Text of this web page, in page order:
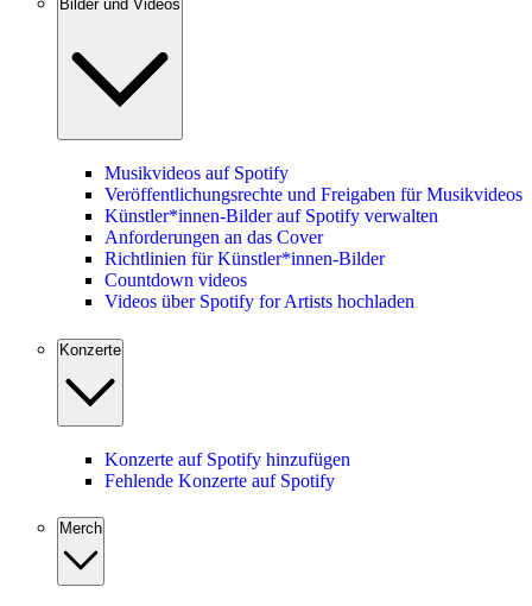
Bilder und Videos
Musikvideos auf Spotify
Veröffentlichungsrechte und Freigaben für Musikvideos
Künstler*innen-Bilder auf Spotify verwalten
Anforderungen an das Cover
Richtlinien für Künstler*innen-Bilder
Countdown videos
Videos über Spotify for Artists hochladen
Konzerte
Konzerte auf Spotify hinzufügen
Fehlende Konzerte auf Spotify
Merch